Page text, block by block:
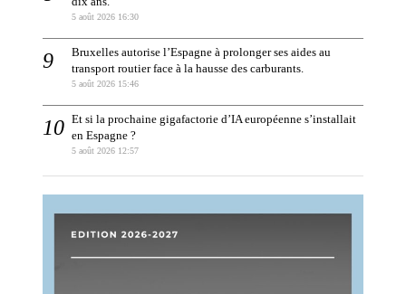
5 août 2026 16:30
Bruxelles autorise l’Espagne à prolonger ses aides au
transport routier face à la hausse des carburants.
5 août 2026 15:46
Et si la prochaine gigafactorie d’IA européenne s’installait
en Espagne ?
5 août 2026 12:57